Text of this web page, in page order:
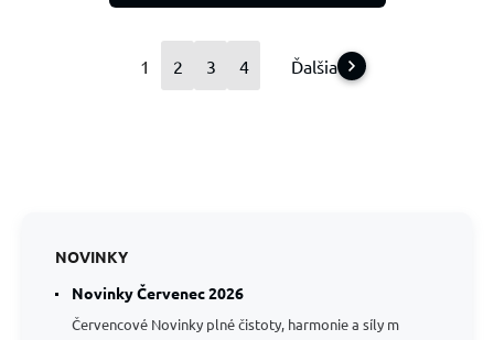
1 2 3 4 Ďalšia
NOVINKY
Novinky Červenec 2026
Červencové Novinky plné čistoty, harmonie a síly m